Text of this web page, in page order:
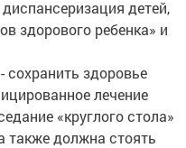
детей,
здорового ребенка» и
здоровье
лечение
«круглого стола»
также должна стоять